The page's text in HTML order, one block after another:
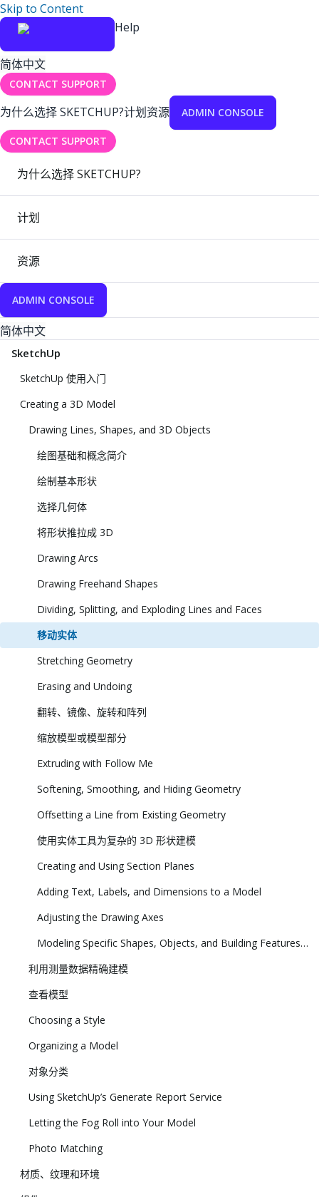
Skip to Content
Help
简体中文
CONTACT SUPPORT
为什么选择 SKETCHUP?计划资源 ADMIN CONSOLE
CONTACT SUPPORT
为什么选择 SKETCHUP?
计划
资源
ADMIN CONSOLE
简体中文
SketchUp
SketchUp 使用入门
Creating a 3D Model
Drawing Lines, Shapes, and 3D Objects
绘图基础和概念简介
绘制基本形状
选择几何体
将形状推拉成 3D
Drawing Arcs
Drawing Freehand Shapes
Dividing, Splitting, and Exploding Lines and Faces
移动实体
Stretching Geometry
Erasing and Undoing
翻转、镜像、旋转和阵列
缩放模型或模型部分
Extruding with Follow Me
Softening, Smoothing, and Hiding Geometry
Offsetting a Line from Existing Geometry
使用实体工具为复杂的 3D 形状建模
Creating and Using Section Planes
Adding Text, Labels, and Dimensions to a Model
Adjusting the Drawing Axes
Modeling Specific Shapes, Objects, and Building Features in 3D
利用测量数据精确建模
查看模型
Choosing a Style
Organizing a Model
对象分类
Using SketchUp’s Generate Report Service
Letting the Fog Roll into Your Model
Photo Matching
材质、纹理和环境